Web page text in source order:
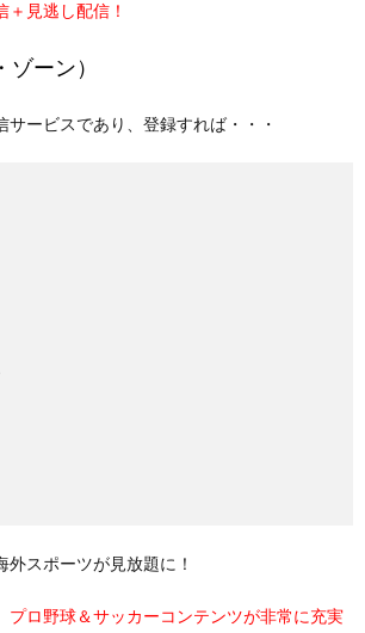
＋見逃し配信！
ーン）
サービスであり、登録すれば・・・
スポーツが見放題に！
プロ野球＆サッカーコンテンツが非常に充実